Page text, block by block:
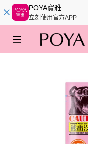
POYA寶雅
立刻使用官方APP